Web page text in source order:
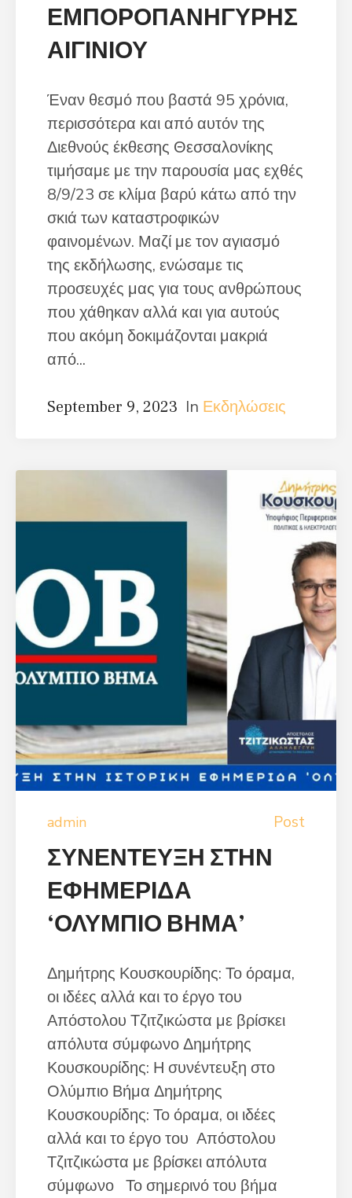
ΕΜΠΟΡΟΠΑΝΗΓΥΡΗΣ
ΑΙΓΙΝΙΟΥ
Έναν θεσμό που βαστά 95 χρόνια,
περισσότερα και από αυτόν της
Διεθνούς έκθεσης Θεσσαλονίκης
τιμήσαμε με την παρουσία μας εχθές
8/9/23 σε κλίμα βαρύ κάτω από την
σκιά των καταστροφικών
φαινομένων. Μαζί με τον αγιασμό
της εκδήλωσης, ενώσαμε τις
προσευχές μας για τους ανθρώπους
που χάθηκαν αλλά και για αυτούς
που ακόμη δοκιμάζονται μακριά
από...
September 9, 2023 In Εκδηλώσεις
admin Post
ΣΥΝΕΝΤΕΥΞΗ ΣΤΗΝ
ΕΦΗΜΕΡΙΔΑ
‘ΟΛΥΜΠΙΟ ΒΗΜΑ’
Δημήτρης Κουσκουρίδης: Το όραμα,
οι ιδέες αλλά και το έργο του
Απόστολου Τζιτζικώστα με βρίσκει
απόλυτα σύμφωνο Δημήτρης
Κουσκουρίδης: Η συνέντευξη στο
Ολύμπιο Βήμα Δημήτρης
Κουσκουρίδης: Το όραμα, οι ιδέες
αλλά και το έργο του Απόστολου
Τζιτζικώστα με βρίσκει απόλυτα
σύμφωνο Το σημερινό του βήμα